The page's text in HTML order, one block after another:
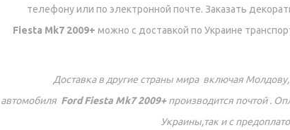
телефону или по электронной почте. Заказать
Fiesta Mk7 2009+ можно с доставкой по Украине
Доставка в другие страны мира включая
автомобиля Ford Fiesta Mk7 2009+производится почтой .
Украины,так и с